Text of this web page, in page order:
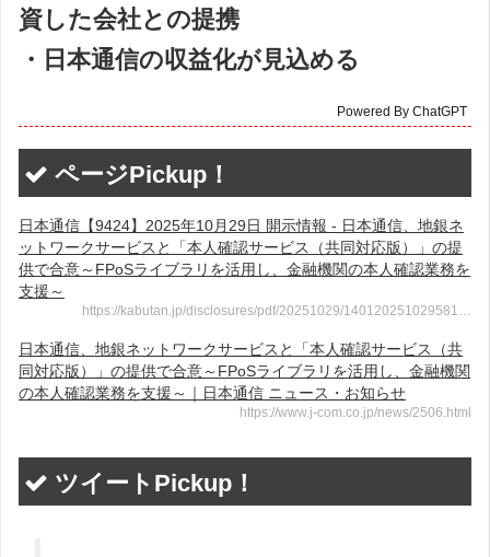
資した会社との提携
・日本通信の収益化が見込める
Powered By ChatGPT
ページPickup！
日本通信【9424】2025年10月29日 開示情報 - 日本通信、地銀ネ
ットワークサービスと「本人確認サービス（共同対応版）」の提
供で合意～FPoSライブラリを活用し、金融機関の本人確認業務を
支援～
https://kabutan.jp/disclosures/pdf/20251029/140120251029581…
日本通信、地銀ネットワークサービスと「本人確認サービス（共
同対応版）」の提供で合意～FPoSライブラリを活用し、金融機関
の本人確認業務を支援～｜日本通信 ニュース・お知らせ
https://www.j-com.co.jp/news/2506.html
ツイートPickup！